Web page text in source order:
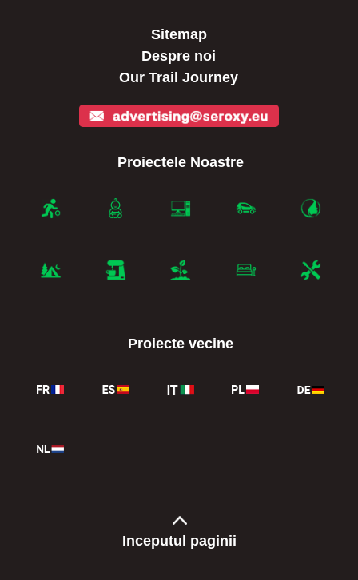
Sitemap
Despre noi
Our Trail Journey
Proiectele Noastre
Proiecte vecine
Inceputul paginii